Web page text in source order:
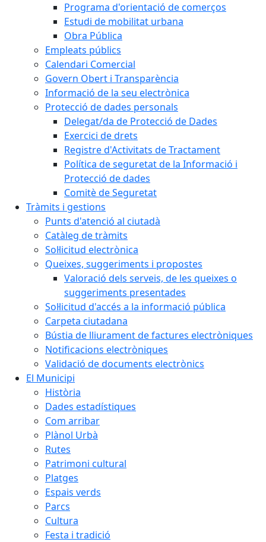
Programa d'orientació de comerços
Estudi de mobilitat urbana
Obra Pública
Empleats públics
Calendari Comercial
Govern Obert i Transparència
Informació de la seu electrònica
Protecció de dades personals
Delegat/da de Protecció de Dades
Exercici de drets
Registre d'Activitats de Tractament
Política de seguretat de la Informació i
Protecció de dades
Comitè de Seguretat
Tràmits i gestions
Punts d'atenció al ciutadà
Catàleg de tràmits
Sol·licitud electrònica
Queixes, suggeriments i propostes
Valoració dels serveis, de les queixes o
suggeriments presentades
Sol·licitud d'accés a la informació pública
Carpeta ciutadana
Bústia de lliurament de factures electròniques
Notificacions electròniques
Validació de documents electrònics
El Municipi
Història
Dades estadístiques
Com arribar
Plànol Urbà
Rutes
Patrimoni cultural
Platges
Espais verds
Parcs
Cultura
Festa i tradició